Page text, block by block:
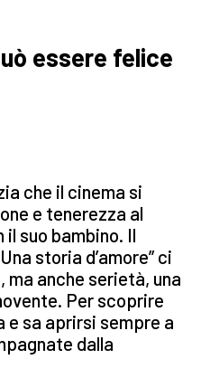
essere felice
che il cinema si
e tenerezza al
suo bambino. Il
storia d’amore” ci
ma anche serietà, una
Per scoprire
e sa aprirsi sempre a
dalla